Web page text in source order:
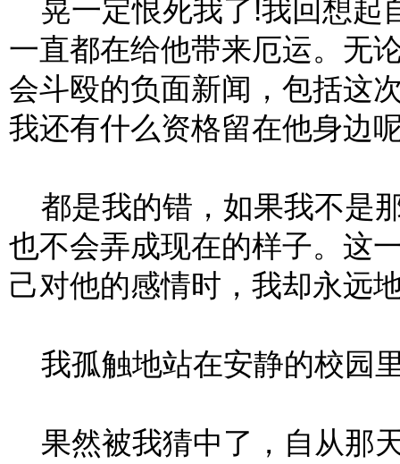
晃一定恨死我了!我回想起
一直都在给他带来厄运。无
会斗殴的负面新闻，包括这
我还有什么资格留在他身边
都是我的错，如果我不是
也不会弄成现在的样子。这
己对他的感情时，我却永远
我孤触地站在安静的校园
果然被我猜中了，自从那